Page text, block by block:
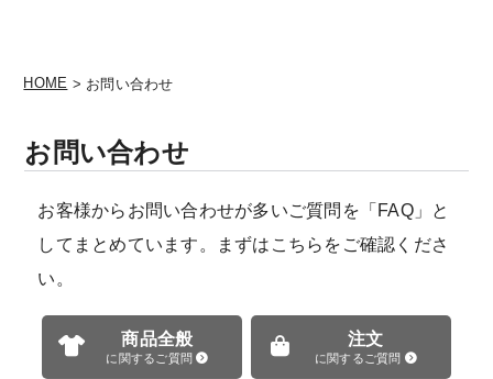
HOME > お問い合わせ
お問い合わせ
お客様からお問い合わせが多いご質問を「FAQ」と
してまとめています。まずはこちらをご確認くださ
い。
商品全般
に関するご質問
注文
に関するご質問